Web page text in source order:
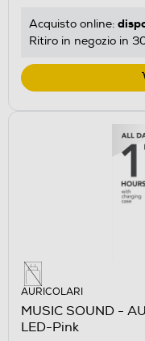
Acquisto online:
Ritiro in negozio in
AURICOLARI
MUSIC SOUND -
LED-Pink